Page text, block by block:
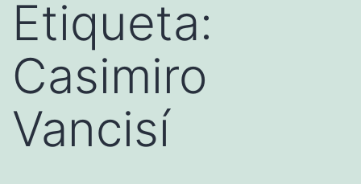
Etiqueta:
Casimiro
Vancisí